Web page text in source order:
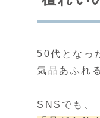
50代となっ
気品あふれ
SNSでも、